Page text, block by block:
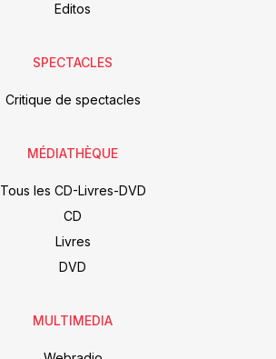
Editos
SPECTACLES
Critique de spectacles
MÉDIATHÈQUE
Tous les CD-Livres-DVD
CD
Livres
DVD
MULTIMEDIA